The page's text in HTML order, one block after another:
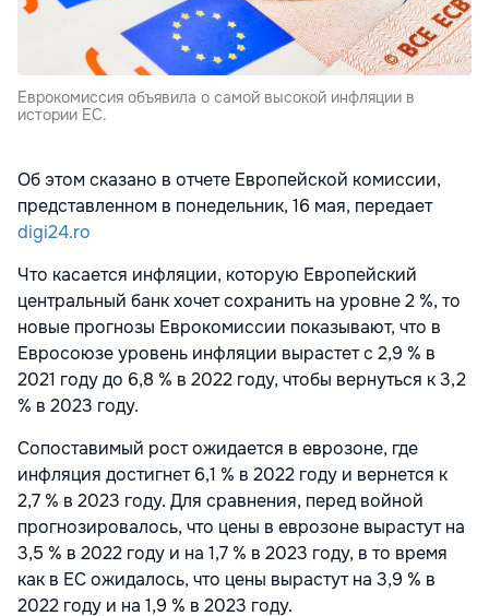
Еврокомиссия объявила о самой высокой инфляции в
истории ЕС.
Об этом сказано в отчете Европейской комиссии,
представленном в понедельник, 16 мая, передает
digi24.ro
Что касается инфляции, которую Европейский
центральный банк хочет сохранить на уровне 2 %, то
новые прогнозы Еврокомиссии показывают, что в
Евросоюзе уровень инфляции вырастет с 2,9 % в
2021 году до 6,8 % в 2022 году, чтобы вернуться к 3,2
% в 2023 году.
Сопоставимый рост ожидается в еврозоне, где
инфляция достигнет 6,1 % в 2022 году и вернется к
2,7 % в 2023 году. Для сравнения, перед войной
прогнозировалось, что цены в еврозоне вырастут на
3,5 % в 2022 году и на 1,7 % в 2023 году, в то время
как в ЕС ожидалось, что цены вырастут на 3,9 % в
2022 году и на 1,9 % в 2023 году.